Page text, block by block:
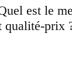
est le
qualité-prix